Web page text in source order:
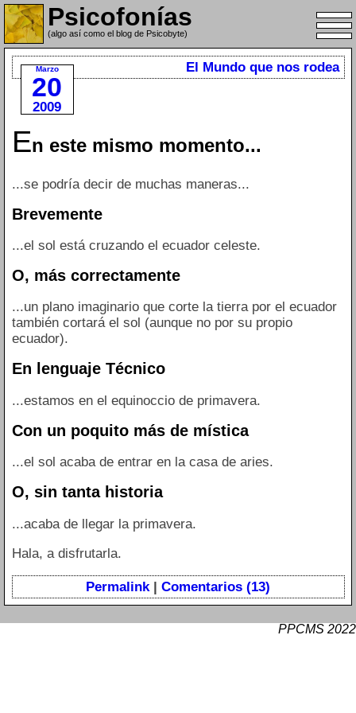
Psicofonías
(algo así como el blog de Psicobyte)
Marzo
20
2009
El Mundo que nos rodea
En este mismo momento...
...se podría decir de muchas maneras...
Brevemente
...el sol está cruzando el ecuador celeste.
O, más correctamente
...un plano imaginario que corte la tierra por el ecuador
también cortará el sol (aunque no por su propio
ecuador).
En lenguaje Técnico
...estamos en el equinoccio de primavera.
Con un poquito más de mística
...el sol acaba de entrar en la casa de aries.
O, sin tanta historia
...acaba de llegar la primavera.
Hala, a disfrutarla.
Permalink | Comentarios (13)
PPCMS 2022